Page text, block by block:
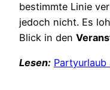
bestimmte Linie
jedoch nicht. Es
Blick in den
Lesen: